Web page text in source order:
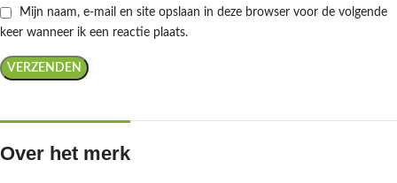
Mijn naam, e-mail en site opslaan in deze browser voor de volgende
keer wanneer ik een reactie plaats.
Over het merk